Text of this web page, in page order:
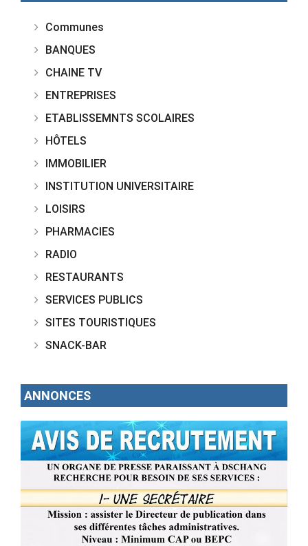
Communes
BANQUES
CHAINE TV
ENTREPRISES
ETABLISSEMNTS SCOLAIRES
HÔTELS
IMMOBILIER
INSTITUTION UNIVERSITAIRE
LOISIRS
PHARMACIES
RADIO
RESTAURANTS
SERVICES PUBLICS
SITES TOURISTIQUES
SNACK-BAR
ANNONCES